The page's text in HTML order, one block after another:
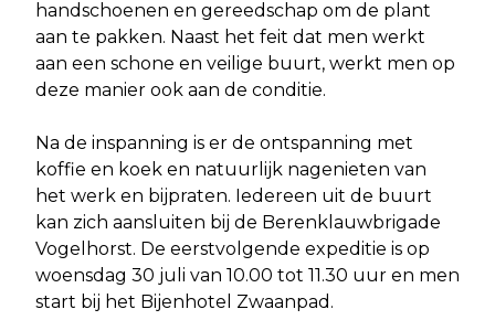
handschoenen en gereedschap om de plant
aan te pakken. Naast het feit dat men werkt
aan een schone en veilige buurt, werkt men op
deze manier ook aan de conditie.
Na de inspanning is er de ontspanning met
koffie en koek en natuurlijk nagenieten van
het werk en bijpraten. Iedereen uit de buurt
kan zich aansluiten bij de Berenklauwbrigade
Vogelhorst. De eerstvolgende expeditie is op
woensdag 30 juli van 10.00 tot 11.30 uur en men
start bij het Bijenhotel Zwaanpad.